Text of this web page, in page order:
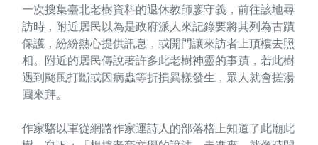
一次搜集臺北老樹資料的退休教師廖守義，前往該地尋
訪時，附近居民以為是政府派人來記錄要將其列為古蹟
保護，紛紛熱心提供訊息，或開門讓來訪者上頂樓去照
相。附近的居民傳說著許多此老樹神靈的事蹟，若此樹
遇到颱風打斷或因病蟲等折損異樣發生，眾人就會搓湯
圓來拜。
作家駱以軍從網路作家運詩人的部落格上知道了此廟此